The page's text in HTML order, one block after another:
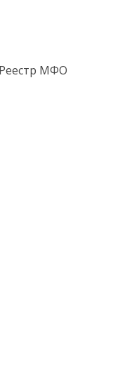
Реестр МФО